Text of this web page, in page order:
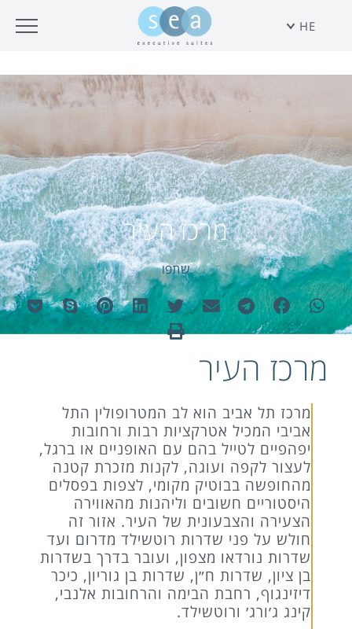
HE
מרכז העיר
שתפו
מרכז העיר
מרכז תל אביב הוא לב המטרופולין התל
אביבי המכיל אטרקציות רבות ורחובות
יפהפיים לטייל בהם עם האופניים או ברגל,
לעצור לקפה ועוגה, לקנות מזכרת קטנה
מהחופשה בבוטיק מקומי, לצפות בפסלים
היסטוריים חשובים וליהנות מהאווירה
הצעירה והצבעונית של העיר. אזור זה
חולש על פני שדרות רוטשילד מדרום ועד
שדרות נורדאו מצפון, ועובר בדרך בשדרות
בן ציון, שדרות ח״ן, שדרות בן גוריון, כיכר
דיזינגוף, רחבת הבימה והרחובות אלנבי,
קינג ג׳ורג׳ ורוטשילד.